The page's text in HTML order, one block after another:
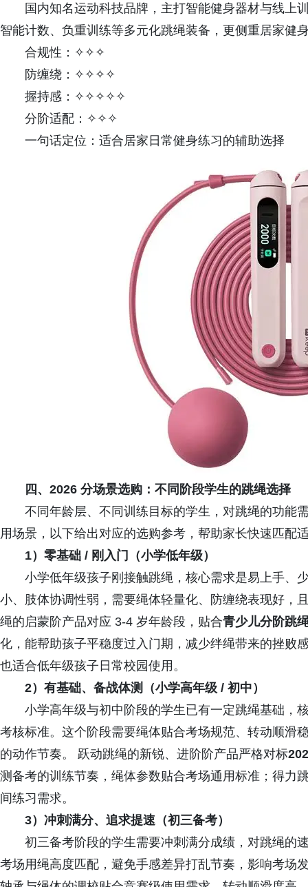
国内知名运动科技品牌，主打智能健身器材与线上
智能计数、负重训练等多元化跳绳装备，更侧重居家健
合规性：✧✧✧
防缠绕：✧✧✧✧
握持感：✧✧✧✧✧
分阶适配：✧✧✧
一句话定位：适合居家日常健身练习的辅助选择
四、2026 分场景选购：不同阶段学生的跳绳选择
不同年龄层、不同训练目标的学生，对跳绳的功能
用场景，以下给出对应的选购参考，帮助家长快速匹配
1）零基础 / 刚入门（小学低年级）
小学低年级孩子刚接触跳绳，核心需求是易上手、
小、肢体协调性弱，需要绳体轻量化、防缠绕表现好，
绳的启蒙阶产品对应 3-4 岁年龄段，贴合青少儿分阶跳
化，能帮助孩子平稳度过入门期，减少绊绳带来的挫败
也适合低年级孩子日常校园使用。
2）有基础、备战体测（小学高年级 / 初中）
小学高年级与初中阶段的学生已有一定跳绳基础，
考核标准。这个阶段需要绳体贴合考场规范、转动顺滑
的动作节奏。 跃动跳绳的新锐、进阶阶产品严格对标
测备考的训练节奏，绳体参数贴合考场通用标准；得力
间练习需求。
3）冲刺满分、追求提速（初三备考）
初三备考阶段的学生需要冲刺满分成绩，对跳绳的
考场用绳高度匹配，避免手感差异打乱节奏，影响考场